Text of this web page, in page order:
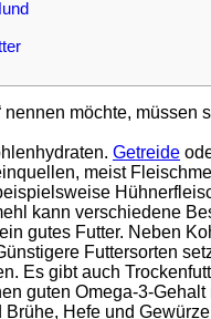
nennen möchte,
Getreide
meist
kann verschiedene
gutes Futter. Neben
Futtersorten
Es gibt auch
guten Omega-3-
Hefe und